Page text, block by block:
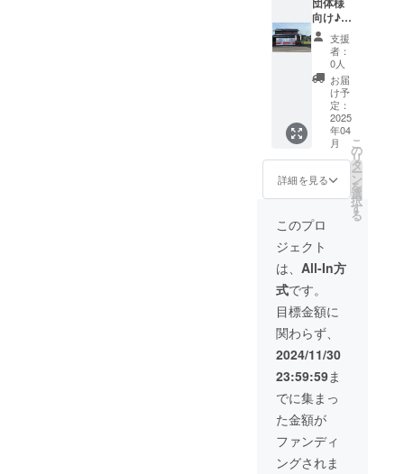
入れ3年
間掲示
致しま
す。 掲
載期
間：
2026年
4月1日
から3年
間掲載
掲載方
法：文
字の
ゴ、バ
ナー掲
載、掲
載サイ
ズなど
可能な
限り詳
しく ※
注意事
項：支
援時、
必ず備
考欄に
掲載を
ご希望
される
お名前
をご記
向け♪
関ヶ原
戦国甲
冑館大
通り沿
いの写
真の赤
線の位
置に超
大型横
断幕
（2,350
x
600mm
)の黄色
甲冑館
横断幕
と同じ
サイズ
にて甲
冑館ス
ポン
サー企
業、団
体様と
して会
社名等
入れ3年
間掲載
致しま
す。 掲
載期
支援
者：
0人
お届
け予
定：
2025
年04
月
詳細を見る
こ
の
リ
タ
ー
ン
を
選
択
す
る
このプロ
ジェクト
は、 All-In方
式です。
目標金額に
関わらず、
2024/11/30
23:59:59ま
でに集まっ
た金額が
ファンディ
ングされま